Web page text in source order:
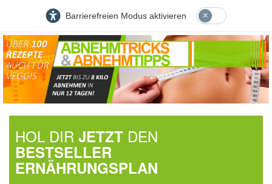
Barrierefreien Modus aktivieren
HOL DIR JETZT DEN
BESTSELLER
ERNÄHRUNGSPLAN